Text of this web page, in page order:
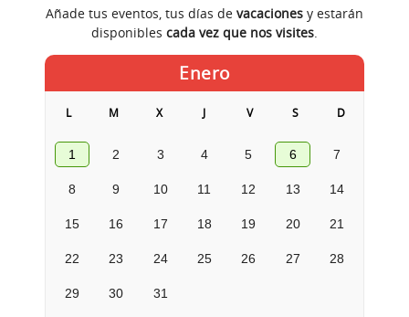
Enero
L M X J V S D
1 2 3 4 5 6 7
8 9 10 11 12 13 14
15 16 17 18 19 20 21
22 23 24 25 26 27 28
29 30 31
Añade tus eventos, tus días de vacaciones y estarán
disponibles cada vez que nos visites.